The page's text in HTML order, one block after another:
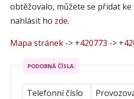
obtěžovalo, můžete se přidat
nahlásit ho zde.
Mapa stránek -> +420773 ->
PODOBNÁ ČÍSLA:
Telefonní číslo